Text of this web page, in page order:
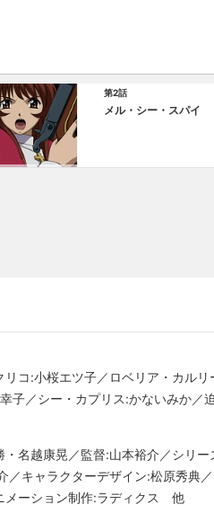
第2話
メル・シー・スパイ
コ:小桜エツ子／ロベリア・カル
子／シー・カプリス:かないみか
名越康晃／監督:山本裕介／シリー
キャラクターデザイン:松原秀典
メーション制作:ラディクス 他